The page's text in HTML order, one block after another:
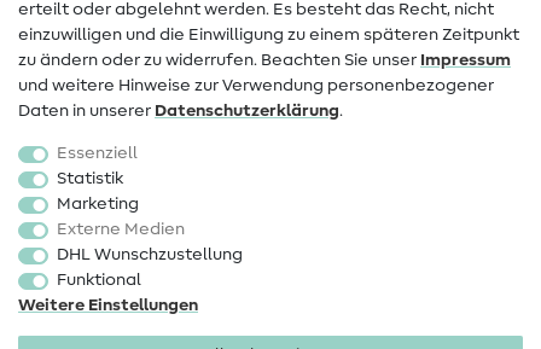
Beliebt
Stoffe
Sale
Schnittmuster
erteilt oder abgelehnt werden. Es besteht das Recht, nicht
einzuwilligen und die Einwilligung zu einem späteren Zeitpunkt
zu ändern oder zu widerrufen. Beachten Sie unser Impressum
und weitere Hinweise zur Verwendung personenbezogener
Daten in unserer Daten­schutz­erklärung.
Essenziell
Statistik
Marketing
Externe Medien
DHL Wunschzustellung
Funktional
Weitere Einstellungen